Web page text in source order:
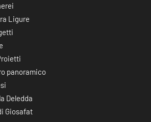
Ligure
panoramico
Deledda
Giosafat